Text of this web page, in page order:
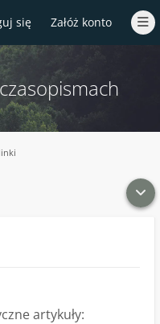
się Załóż konto
artykuły: